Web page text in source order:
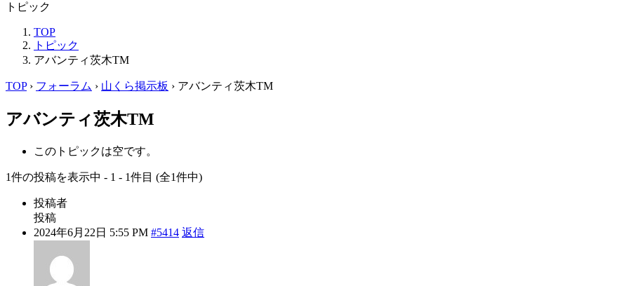
トピック
TOP
トピック
アバンティ茨木TM
TOP › フォーラム › 山くら掲示板 › アバンティ茨木TM
アバンティ茨木TM
このトピックは空です。
1件の投稿を表示中 - 1 - 1件目 (全1件中)
投稿者
投稿
2024年6月22日 5:55 PM #5414 返信